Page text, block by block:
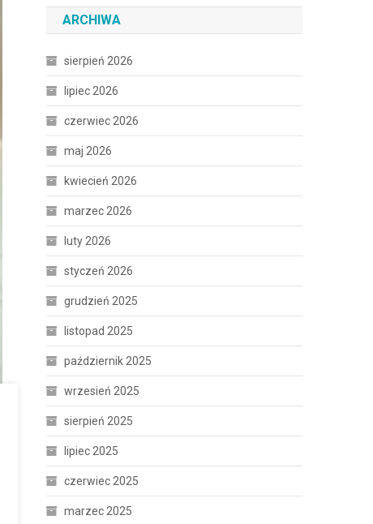
ARCHIWA
sierpień 2026
lipiec 2026
czerwiec 2026
maj 2026
kwiecień 2026
marzec 2026
luty 2026
styczeń 2026
grudzień 2025
listopad 2025
październik 2025
wrzesień 2025
sierpień 2025
lipiec 2025
czerwiec 2025
marzec 2025